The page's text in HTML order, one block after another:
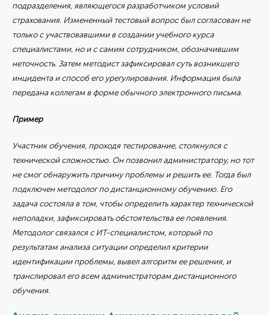
подразделения, являющегося разработчиком условий
страхования. Измененный тестовый вопрос был согласован не
только с участвовавшими в создании учебного курса
специалистами, но и с самим сотрудником, обозначившим
неточность. Затем методист зафиксировал суть возникшего
инцидента и способ его урегулирования. Информация была
передана коллегам в форме обычного электронного письма.
Пример
Участник обучения, проходя тестирование, столкнулся с
технической сложностью. Он позвонил администратору, но тот
не смог обнаружить причину проблемы и решить ее. Тогда был
подключен методолог по дистанционному обучению. Его
задача состояла в том, чтобы определить характер технической
неполадки, зафиксировать обстоятельства ее появления.
Методолог связался с ИТ-специалистом, который по
результатам анализа ситуации определил критерии
идентификации проблемы, вывел алгоритм ее решения, и
транслировал его всем администраторам дистанционного
обучения.